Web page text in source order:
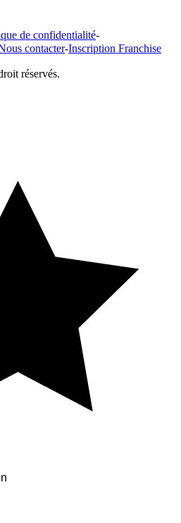
de confidentialité-
contacter-Inscription Franchise
réservés.